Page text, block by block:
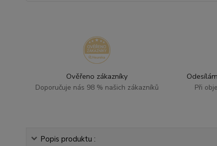
Ověřeno zákazníky
Doporučuje nás 98 % našich zákazníků Při
Popis produktu :